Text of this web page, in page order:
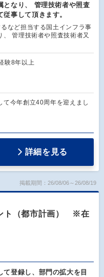
となり、 管理技術者や照査
事して頂きます。
など担当する国土インフラ事
管理技術者や照査技術者又
験8年以上
て今年創立40周年を迎えまし
詳細を見る
掲載期間：26/08/06～26/08/19
ト（都市計画） ※在
登録し、部門の拡大を目